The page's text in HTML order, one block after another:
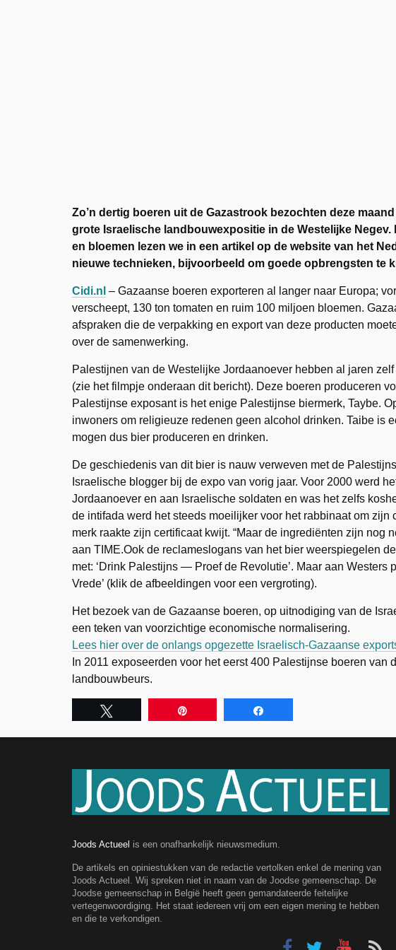
Zo’n dertig boeren uit de Gazastrook bezochten deze
grote Israelische landbouwexposi­tie in de Westelijke
en bloemen lezen we in een artikel op de website van het
nieuwe technieken, bijvoorbeeld om goede opbrengsten te
Cidi.nl – Gazaanse boeren exporteren al langer naar Europa;
verscheept, 130 ton tomaten en ruim 100 miljoen bloemen.
afspraken die de verpakking en export van deze producten
over de samenwerking.
Palestijnen van de Westelijke Jordaanoever hebben al jaren
(zie het filmpje onderaan dit bericht). Deze boeren produceren
Palestijnse exposant is het enige Palestijnse biermerk, Taybe.
inwoners om religieuze redenen geen alcohol drinken. Taibe is
mogen dus bier produceren en drinken.
De geschiedenis van dit bier is nauw verweven met de
Israelische blogger bij de expo van vorig jaar. Voor 2000 werd
Jordaanoever en aan Israelische soldaten en was het zelfs
de intifada werd het steeds moeilijker voor het rabbinaat om
merk raakte zijn certificaat kwijt. “Maar de ingrediënten zijn nog
aan TIME.Ook de reclameslogans van het bier weerspiegelen
met: ‘Drink Palestijns — Proef de Revolutie’. Maar aan Westers
Vrede’ (klik de afbeeldingen voor een vergroting).
Het bezoek van de Gazaanse boeren, op uitnodiging van de
een teken van voorzichtige economische normalisering.
Lees hier over de onlangs opgezette Israelisch-Gazaanse
In 2011 exposeerden voor het eerst 400 Palestijnse boeren
landbouwbeurs.
Joods Actueel is een onafhankelijk nieuwsmedium.
De artikels en opiniestukken van de redactie vertolken enkel de mening van
Joods Actueel. Wij spreken niet in naam van de Joodse gemeenschap. De
Joodse gemeenschap in België heeft geen gemandateerde feitelijke
vertegenwoordiging. Het staat iedereen vrij om een eigen mening te hebben
en die te verkondigen.